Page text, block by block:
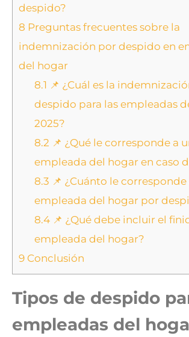
despido?
8 Preguntas frecuentes sobre la
indemnización por despido en
del hogar
8.1 📌 ¿Cuál es la
despido para las empleadas
2025?
8.2 📌 ¿Qué le corresponde a
empleada del hogar en caso
8.3 📌 ¿Cuánto le corresponde
empleada del hogar por
8.4📌 ¿Qué debe incluir el
empleada del hogar?
9 Conclusión
Tipos de despido
empleadas del